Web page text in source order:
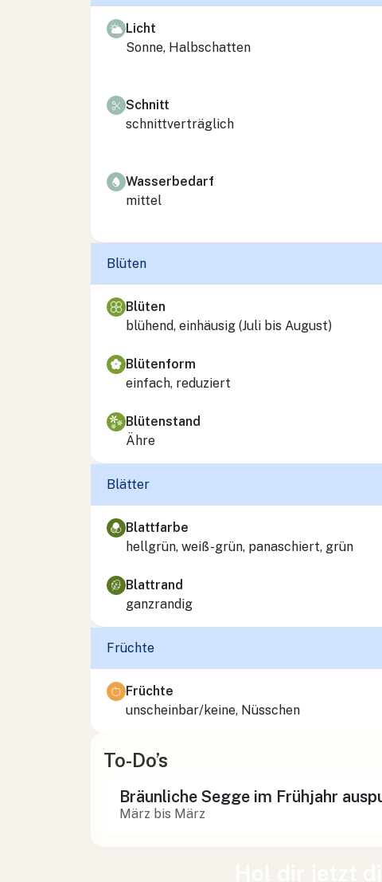
Licht
Sonne, Halbschatten
Schnitt
schnittverträglich
Wasserbedarf
mittel
Blüten
Blüten
blühend, einhäusig (Juli bis August)
Blütenform
einfach, reduziert
Blütenstand
Ähre
Blätter
Blattfarbe
hellgrün, weiß-grün, panaschiert, grün
Blattrand
ganzrandig
Früchte
Früchte
unscheinbar/keine, Nüsschen
To-Do’s
Bräunliche Segge im Frühjahr
März bis März